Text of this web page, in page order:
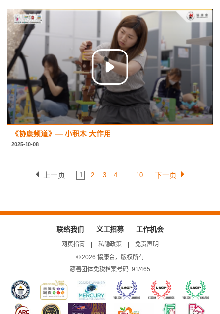
《协康频道》— 小积木 大作用
2025-10-08
上一页 1 2 3 4 10 下一页
联络我们 义工招募 工作机会
网页指南 私隐政策
免责声明
© 2026 協康会，版权所有
慈善团体免税档案号码: 91/465